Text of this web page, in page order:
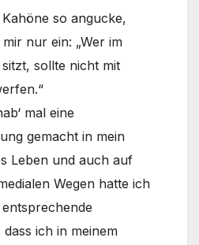
so angucke,
nur ein: „Wer im
sollte nicht mit
mal eine
gemacht in mein
Leben und auch auf
Wegen hatte ich
dass ich in meinem